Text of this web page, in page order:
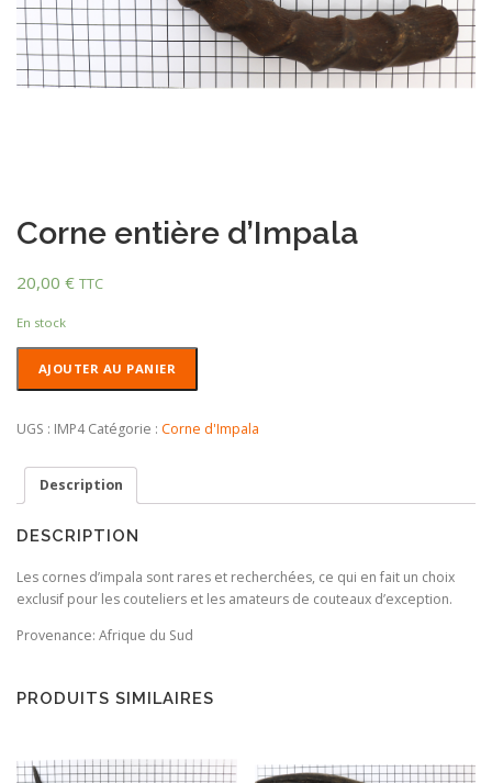
Corne entière d’Impala
20,00 € TTC
En stock
entière
AJOUTER AU PANIER
UGS : IMP4 Catégorie : Corne d'Impala
Description
DESCRIPTION
Les cornes d’impala sont rares et recherchées, ce qui en fait un choix
exclusif pour les couteliers et les amateurs de couteaux d’exception.
Provenance: Afrique du Sud
PRODUITS SIMILAIRES